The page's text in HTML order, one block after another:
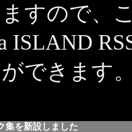
すので、
ISLAND
できます
集を新設しました